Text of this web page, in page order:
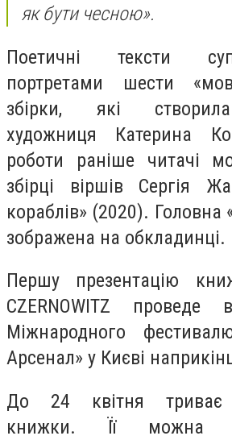
як бути чесною».
Поетичні тексти
портретами шести
збірки, які
художниця Катерина
роботи раніше читачі
збірці віршів Сергія
кораблів» (2020). Головна
зображена на обкладинці.
Першу презентацію
CZERNOWITZ
Міжнародного
Арсенал» у Києві
До 24 квітня триває
книжки. Її можна